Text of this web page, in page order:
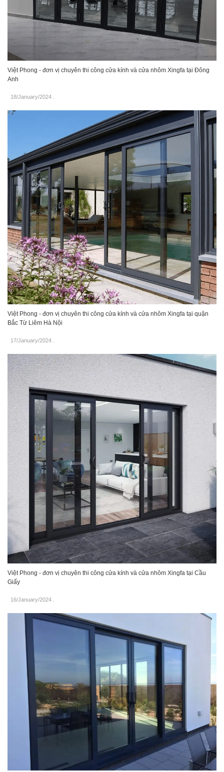
Việt Phong - đơn vị chuyên thi công cửa kính và cửa nhôm Xingfa tại Đông
Anh
18/January/2024
Việt Phong - đơn vị chuyên thi công cửa kính và cửa nhôm Xingfa tại quận
Bắc Từ Liêm Hà Nội
17/January/2024
Việt Phong - đơn vị chuyên thi công cửa kính và cửa nhôm Xingfa tại Cầu
Giấy
16/January/2024